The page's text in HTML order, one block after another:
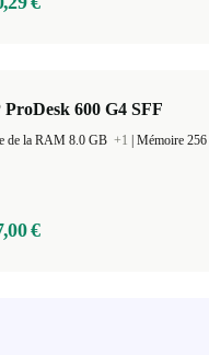
ProDesk 600 G4 SFF
de la RAM 8.0 GB +1 Mémoire
€